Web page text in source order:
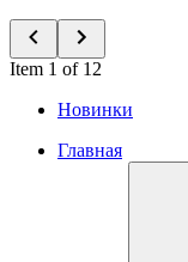
Item 1 of 12
Новинки
Главная